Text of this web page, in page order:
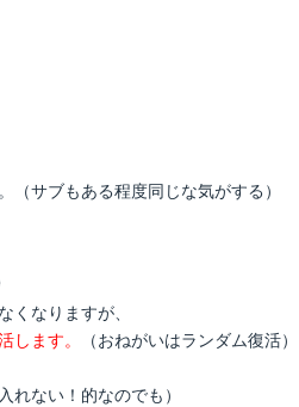
サブもある程度同じな気がする）
くなりますが、
します。
（おねがいはランダム復活）
れない！的なのでも）